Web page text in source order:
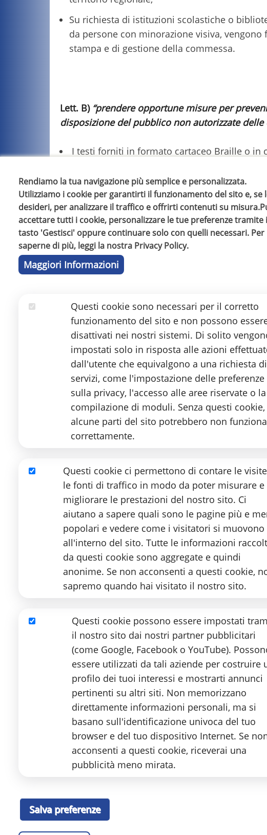
Rendiamo la tua navigazione più semplice e personalizzata.
Utilizziamo i cookie per garantirti il funzionamento del sito e, se
desideri, per analizzare il traffico e offrirti contenuti su
accettare tutti i cookie, personalizzare le tue preferenze tramite
tasto 'Gestisci' oppure continuare solo con quelli necessari. Per
saperne di più, leggi la nostra Privacy Policy.
Maggiori Informazioni
Questi cookie sono necessari per il corretto
funzionamento del sito e non possono
disattivati nei nostri sistemi. Di solito
impostati solo in risposta alle azioni
dall'utente che equivalgono a una richiesta di
servizi, come l'impostazione delle preferenze
sulla privacy, l'accesso alle aree riservate o la
compilazione di moduli. Senza questi cookie,
alcune parti del sito potrebbero non
correttamente.
Questi cookie ci permettono di contare le
le fonti di traffico in modo da poter misurare e
migliorare le prestazioni del nostro sito. Ci
aiutano a sapere quali sono le pagine più e
popolari e vedere come i visitatori si muovono
all'interno del sito. Tutte le informazioni
da questi cookie sono aggregate e quindi
anonime. Se non acconsenti a questi cookie,
sapremo quando hai visitato il nostro sito.
Questi cookie possono essere impostati
il nostro sito dai nostri partner pubblicitari
(come Google, Facebook o YouTube).
essere utilizzati da tali aziende per costruire
profilo dei tuoi interessi e mostrarti annunci
pertinenti su altri siti. Non memorizzano
direttamente informazioni personali, ma si
basano sull'identificazione univoca del tuo
browser e del tuo dispositivo Internet. Se
acconsenti a questi cookie, riceverai una
pubblicità meno mirata.
Salva preferenze
Su richiesta di istituzioni scolastiche o
da persone con minorazione visiva,
stampa e di gestione della commessa.
Lett. B)“prendere opportune misure per
disposizione del pubblico non autorizzate
I testi forniti in formato cartaceo Braille o in
copia, all’interno della quale all’atto della
“Copia in versione accessibile realizzata dalla
bis della legge n. 633/1941) e concessa al
di studio – Tutti i diritti sono riservati”
I testi forniti in formato accessibile su file
all’atto della richiesta, il beneficiario
e di impegno all’esclusivo uso personale di
prestare la dovuta diligenza nel
tutte le operazioni effettuate;”
L’approvvigionamento dei testi avviene
PDF per il tramite della Biblioteca Italiana
l’AIE Associazione Italiana Editori per
Per l’adattamento e la trasformazione dei
editazione informatica del testo o
rilettura, verifica e correzione ortografica;
impaginazione e formattazione del testo
supervisione e collaudo;
stampa cartacea o esportazione file;
rilegatura (per le versioni cartacee) e
I file dei testi lavorati sono custoditi in un
esclusivamente per le eventuali ristampe/
Tutte le operazioni relative alle richieste di
e riscontrabili su fogli elettronici di lavoro ad
L’elenco dei testi disponibili nelle diverse
richiedenti aventi diritto e delle altre entità
Aggiornato il 30/11/2025
Stamperia Regionale Braille ETS
Via Aurelio Nicolodi, 4 – 95125 CATANIA
Ente del Terzo Settore
Iscritto al RUNTS con D.D.G. n. 2359 del 23/11/2022 e
Partita IVA 03986590879 - Codice Fiscale 93116920872
E-mail:info@stamperiabrailleuic.it
PEC:amministrazione@pec.stamperiabrailleuic.it